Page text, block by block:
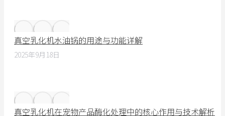
真空乳化机水油锅的用途与功能详解
2025年9月18日
真空乳化机在宠物产品酶化处理中的核心作用与技术解析